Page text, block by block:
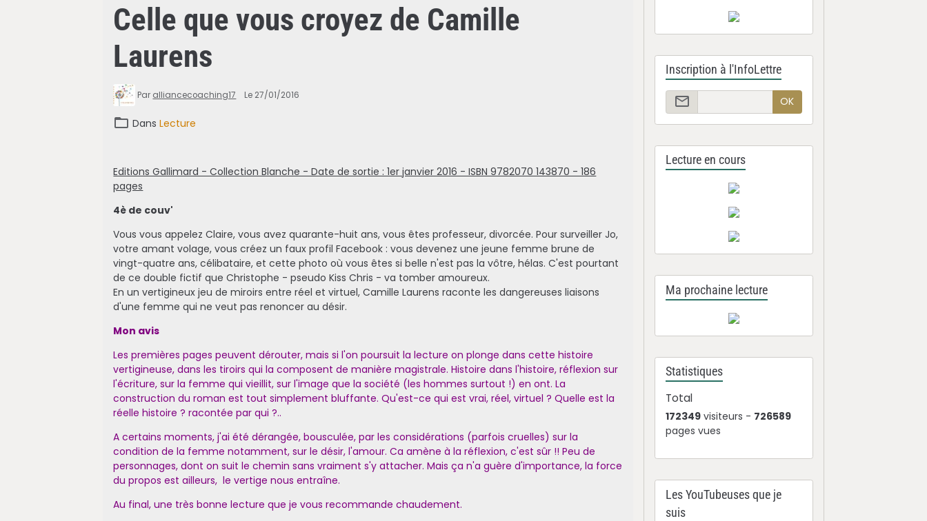
Celle que vous croyez de Camille
Laurens
Par alliancecoaching17 Le 27/01/2016
DansLecture
Editions Gallimard - Collection Blanche - Date de sortie : 1er janvier 2016 - ISBN 9782070 143870 - 186
pages
4è de couv'
Vous vous appelez Claire, vous avez quarante-huit ans, vous êtes professeur, divorcée. Pour surveiller Jo,
votre amant volage, vous créez un faux profil Facebook : vous devenez une jeune femme brune de
vingt-quatre ans, célibataire, et cette photo où vous êtes si belle n'est pas la vôtre, hélas. C'est pourtant
de ce double fictif que Christophe - pseudo Kiss Chris - va tomber amoureux.
En un vertigineux jeu de miroirs entre réel et virtuel, Camille Laurens raconte les dangereuses liaisons
d'une femme qui ne veut pas renoncer au désir.
Mon avis
Les premières pages peuvent dérouter, mais si l'on poursuit la lecture on plonge dans cette histoire
vertigineuse, dans les tiroirs qui la composent de manière magistrale. Histoire dans l'histoire, réflexion sur
l'écriture, sur la femme qui vieillit, sur l'image que la société (les hommes surtout !) en ont. La
construction du roman est tout simplement bluffante. Qu'est-ce qui est vrai, réel, virtuel ? Quelle est la
réelle histoire ? racontée par qui ?..
A certains moments, j'ai été dérangée, bousculée, par les considérations (parfois cruelles) sur la
condition de la femme notamment, sur le désir, l'amour. Ca amène à la réflexion, c'est sûr !! Peu de
personnages, dont on suit le chemin sans vraiment s'y attacher. Mais ça n'a guère d'importance, la force
du propos est ailleurs, le vertige nous entraîne.
Au final, une très bonne lecture que je vous recommande chaudement.
Inscription à l'InfoLettre
OK
Lecture en cours
Ma prochaine lecture
Statistiques
Total
172349 visiteurs - 726589
pages vues
Les YouTubeuses que je
suis